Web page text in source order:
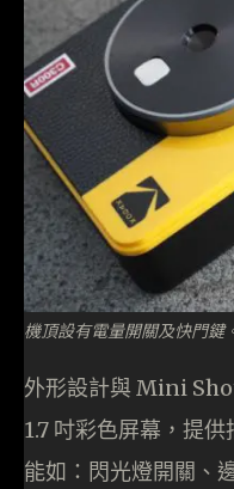
機頂設有電量開關及快門鍵
外形設計與 Mini
1.7 吋彩色屏幕，提
能如：閃光燈開關、